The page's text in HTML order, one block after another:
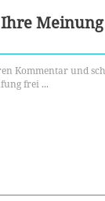
Ihre Meinung